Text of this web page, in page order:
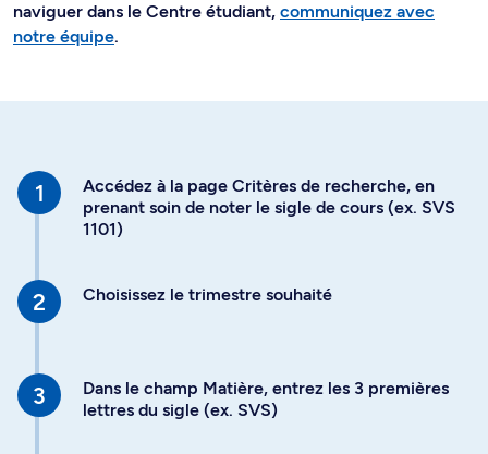
naviguer dans le Centre étudiant, communiquez avec
notre équipe.
Accédez à la page Critères de recherche, en
prenant soin de noter le sigle de cours (ex. SVS
1101)
Choisissez le trimestre souhaité
Dans le champ Matière, entrez les 3 premières
lettres du sigle (ex. SVS)